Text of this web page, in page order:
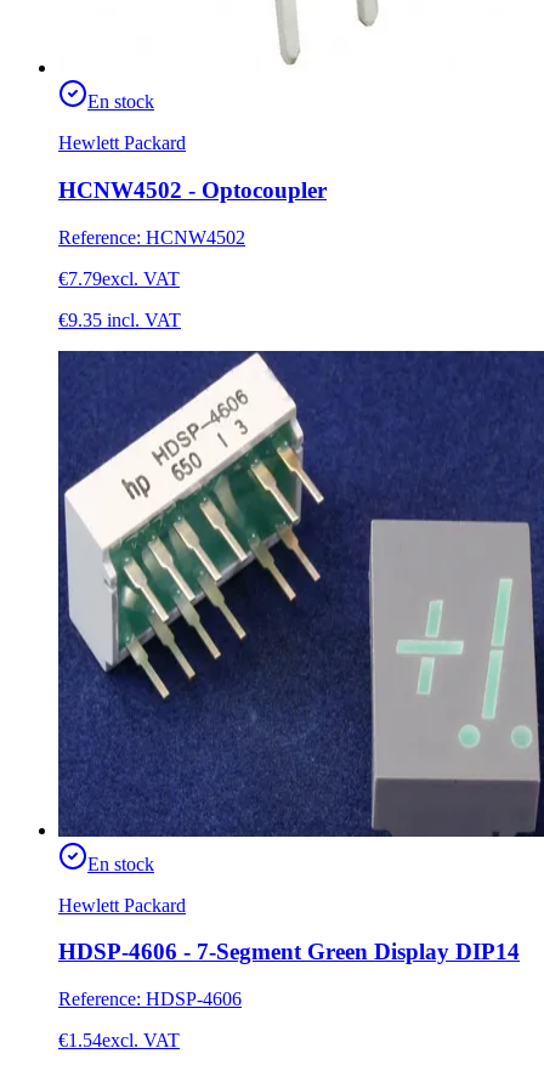
En stock
Hewlett Packard
HCNW4502 - Optocoupler
Reference: HCNW4502
€7.79excl. VAT
€9.35 incl. VAT
En stock
Hewlett Packard
HDSP-4606 - 7-Segment Green Display DIP14
Reference: HDSP-4606
€1.54excl. VAT